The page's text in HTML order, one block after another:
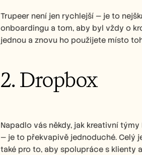
Trupeer není jen rychlejší — je to
onboardingu a tom, aby byl vždy o
jednou a znovu ho použijete místo
2. Dropbox
Napadlo vás někdy, jak kreativní
— je to překvapivě jednoduché. Celý
také pro to, aby spolupráce s klienty